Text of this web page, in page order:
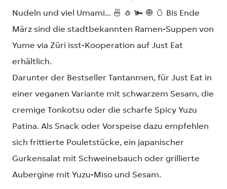
Nudeln und viel Umami… 🍜 🧄 🫚 🧅 🥚 Bis Ende
März sind die stadtbekannten Ramen-Suppen von
Yume via Züri isst-Kooperation auf Just Eat
erhältlich.
Darunter der Bestseller Tantanmen, für Just Eat in
einer veganen Variante mit schwarzem Sesam, die
cremige Tonkotsu oder die scharfe Spicy Yuzu
Patina. Als Snack oder Vorspeise dazu empfehlen
sich frittierte Pouletstücke, ein japanischer
Gurkensalat mit Schweinebauch oder grillierte
Aubergine mit Yuzu-Miso und Sesam.